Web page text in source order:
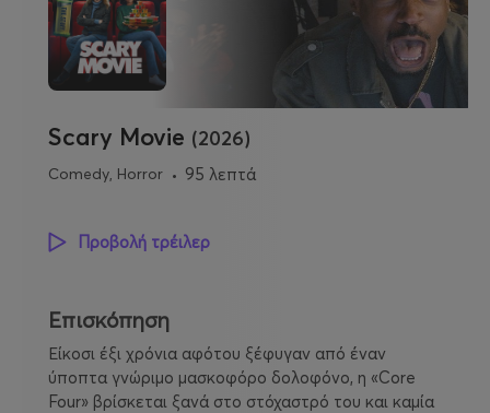
Scary Movie (2026)
Comedy, Horror 95 λεπτά
Προβολή τρέιλερ
Επισκόπηση
Είκοσι έξι χρόνια αφότου ξέφυγαν από έναν
ύποπτα γνώριμο μασκοφόρο δολοφόνο, η «Core
Four» βρίσκεται ξανά στο στόχαστρό του και καμία